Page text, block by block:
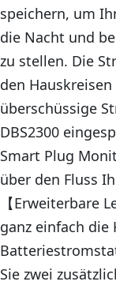
speichern, um
die Nacht und
zu stellen. Die
den
überschüssige
DBS2300
Smart Plug
über den Fluss
【Erweiterbare
ganz einfach die
Sie zwei